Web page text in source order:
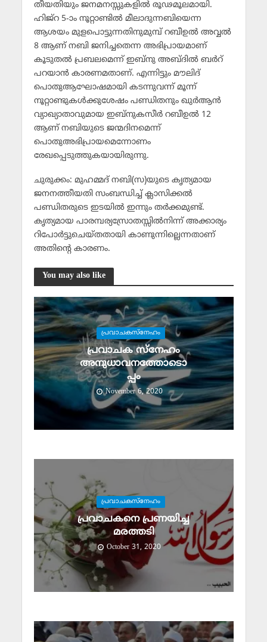
തീയതിയും ജനമനസ്സുകളില്‍ രൂഢമൂലമായി.
ഹിജ്‌റ 5-ാം നൂറ്റാണ്ടില്‍ മീലാദുന്നബിയെന്ന
ആശയം മുളപൊട്ടുന്നതിനുമുമ്പ് റബീഉല്‍ അവ്വല്‍
8 ആണ് നബി ജനിച്ചതെന്ന അഭിപ്രായമാണ്
കൂടുതല്‍ പ്രബലമെന്ന് ഇബ്‌നു അബ്ദില്‍ ബര്‍റ്
പറയാന്‍ കാരണമതാണ്. എന്നിട്ടും മൗലിദ്
പൊതുആഘോഷമായി കടന്നുവന്ന് മൂന്ന്
നൂറ്റാണ്ടുകള്‍ക്കുശേഷം പണ്ഡിതനും ഖുര്‍ആന്‍
വ്യാഖ്യാതാവുമായ ഇബ്‌നുകസീര്‍ റബീഉല്‍ 12
ആണ് നബിയുടെ ജന്മദിനമെന്ന്
പൊതുഅഭിപ്രായമെന്നോണം
രേഖപ്പെടുത്തുകയായിരുന്നു.
ചുരുക്കം: മുഹമ്മദ് നബി(സ)യുടെ കൃത്യമായ
ജനനത്തീയതി സംബന്ധിച്ച് ക്ലാസിക്കല്‍
പണ്ഡിതരുടെ ഇടയില്‍ ഇന്നും തര്‍ക്കമുണ്ട്.
കൃത്യമായ പാരമ്പര്യസ്രോതസ്സില്‍നിന്ന് അക്കാര്യം
റിപോര്‍ട്ടുചെയ്തതായി കാണുന്നില്ലെന്നതാണ്
അതിന്റെ കാരണം.
You may also like
പ്രവാചകസ്‌നേഹം
പ്രവാചക സ്‌നേഹം
അനുധാവനത്തോടൊ
പ്പം
November 6, 2020
പ്രവാചകസ്‌നേഹം
പ്രവാചകനെ പ്രണയിച്ച
മരത്തടി
October 31, 2020